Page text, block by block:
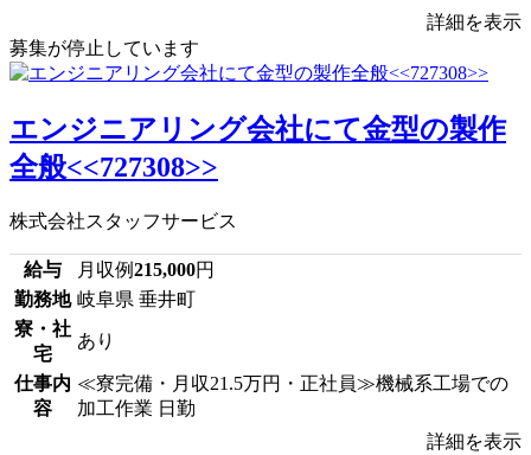
詳細を表示
募集が停止しています
エンジニアリング会社にて金型の製作
全般<<727308>>
株式会社スタッフサービス
給与 月収例215,000円
勤務地 岐阜県 垂井町
寮・社
宅
あり
仕事内
容
≪寮完備・月収21.5万円・正社員≫機械系工場での
加工作業 日勤
詳細を表示